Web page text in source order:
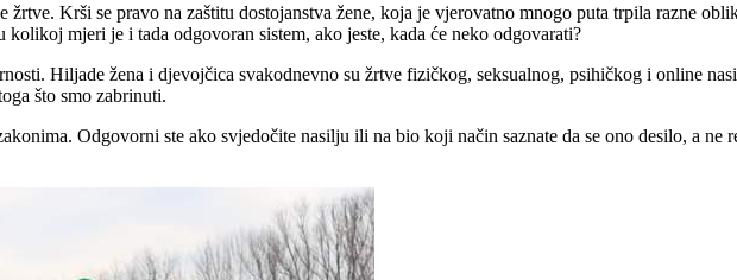
Krši se pravo na zaštitu dostojanstva žene, koja je vjerovatno mnogo puta trpila razne
mjeri je i tada odgovoran sistem, ako jeste, kada će neko odgovarati?
Hiljade žena i djevojčica svakodnevno su žrtve fizičkog, seksualnog, psihičkog i online
što smo zabrinuti.
Odgovorni ste ako svjedočite nasilju ili na bio koji način saznate da se ono desilo, a ne